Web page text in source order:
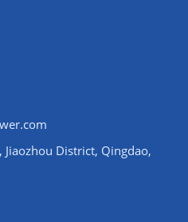
District, Qingdao,